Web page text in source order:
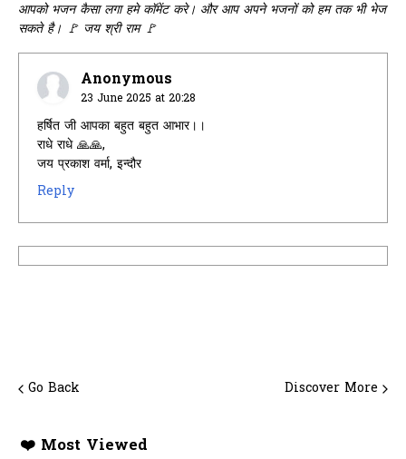
आपको भजन कैसा लगा हमे कॉमेंट करे। और आप अपने भजनों को हम तक भी भेज
सकते है। 🚩 जय श्री राम 🚩
Anonymous
23 June 2025 at 20:28
हर्षित जी आपका बहुत बहुत आभार।।
राधे राधे 🙏🙏,
जय प्रकाश वर्मा, इन्दौर
Reply
Go Back Discover More
❤️ Most Viewed